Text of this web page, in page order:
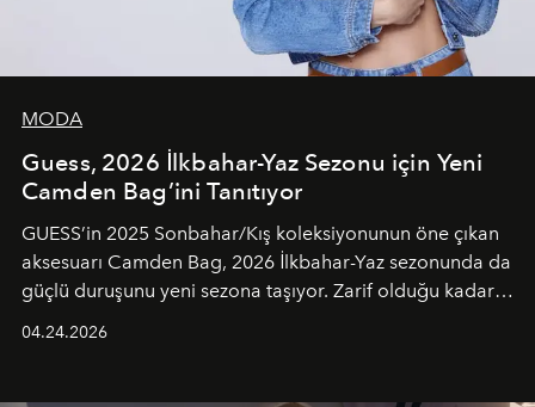
MODA
Guess, 2026 İlkbahar-Yaz Sezonu için Yeni
Camden Bag’ini Tanıtıyor
GUESS’in 2025 Sonbahar/Kış koleksiyonunun öne çıkan
aksesuarı Camden Bag, 2026 İlkbahar-Yaz sezonunda da
güçlü duruşunu yeni sezona taşıyor. Zarif olduğu kadar
04.24.2026